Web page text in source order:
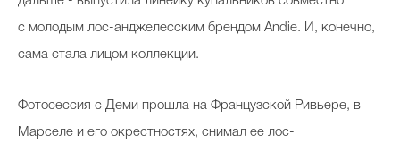
с молодым лос-анджелесским брендом Andie. И, конечно,
сама стала лицом коллекции.
Фотосессия с Деми прошла на Французской Ривьере, в
Марселе и его окрестностях, снимал ее лос-